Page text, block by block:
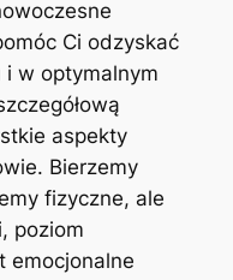
Ci odzyskać
i w optymalnym
aspekty
Bierzemy
fizyczne, ale
poziom
emocjonalne